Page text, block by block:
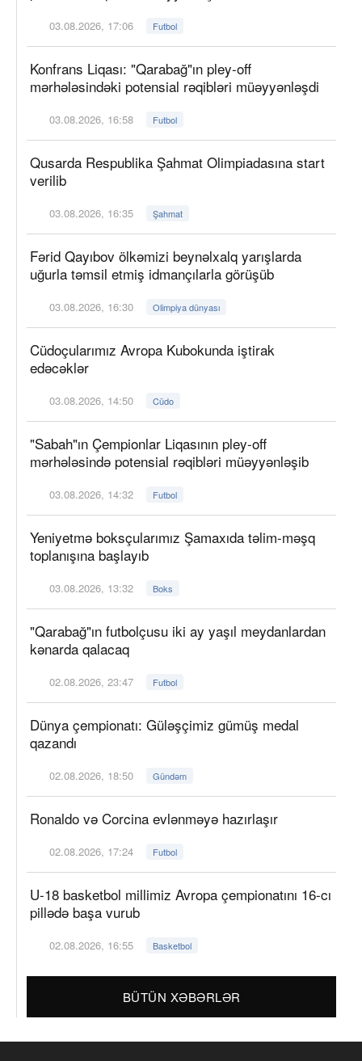
03.08.2026, 17:06 Futbol
Konfrans Liqası: "Qarabağ"ın pley-off
mərhələsindəki potensial rəqibləri müəyyənləşdi
03.08.2026, 16:58 Futbol
Qusarda Respublika Şahmat Olimpiadasına start
verilib
03.08.2026, 16:35 Şahmat
Fərid Qayıbov ölkəmizi beynəlxalq yarışlarda
uğurla təmsil etmiş idmançılarla görüşüb
03.08.2026, 16:30 Olimpiya dünyası
Cüdoçularımız Avropa Kubokunda iştirak
edəcəklər
03.08.2026, 14:50 Cüdo
"Sabah"ın Çempionlar Liqasının pley-off
mərhələsində potensial rəqibləri müəyyənləşib
03.08.2026, 14:32 Futbol
Yeniyetmə boksçularımız Şamaxıda təlim-məşq
toplanışına başlayıb
03.08.2026, 13:32 Boks
"Qarabağ"ın futbolçusu iki ay yaşıl meydanlardan
kənarda qalacaq
02.08.2026, 23:47 Futbol
Dünya çempionatı: Güləşçimiz gümüş medal
qazandı
02.08.2026, 18:50 Gündəm
Ronaldo və Corcina evlənməyə hazırlaşır
02.08.2026, 17:24 Futbol
U-18 basketbol millimiz Avropa çempionatını 16-cı
pillədə başa vurub
02.08.2026, 16:55 Basketbol
BÜTÜN XƏBƏRLƏR